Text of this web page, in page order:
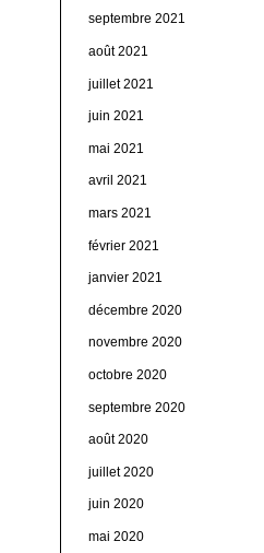
septembre 2021
août 2021
juillet 2021
juin 2021
mai 2021
avril 2021
mars 2021
février 2021
janvier 2021
décembre 2020
novembre 2020
octobre 2020
septembre 2020
août 2020
juillet 2020
juin 2020
mai 2020